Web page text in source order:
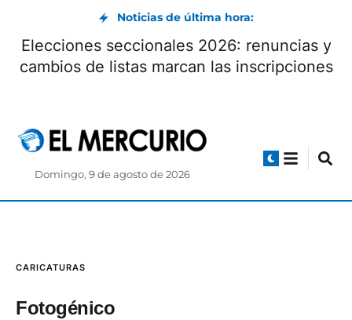
Noticias de última hora:
Elecciones seccionales 2026: renuncias y
cambios de listas marcan las inscripciones
Domingo, 9 de agosto de 2026
CARICATURAS
Fotogénico